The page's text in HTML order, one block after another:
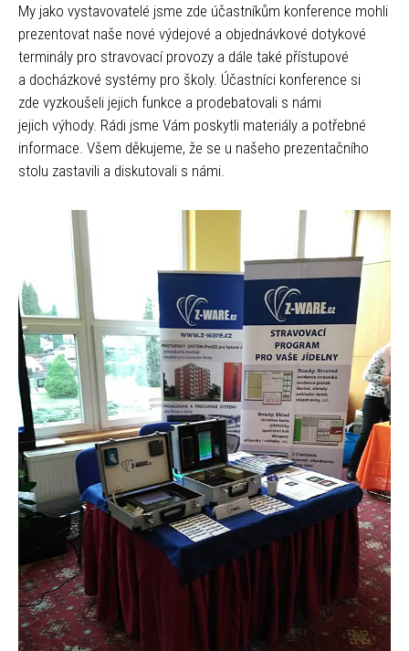
My jako vystavovatelé jsme zde účastníkům konference mohli
prezentovat naše nové výdejové a objednávkové dotykové
terminály pro stravovací provozy a dále také přístupové
a docházkové systémy pro školy. Účastníci konference si
zde vyzkoušeli jejich funkce a prodebatovali s námi
jejich výhody. Rádi jsme Vám poskytli materiály a potřebné
informace. Všem děkujeme, že se u našeho prezentačního
stolu zastavili a diskutovali s námi.